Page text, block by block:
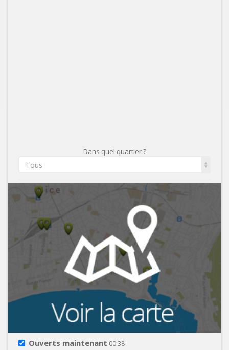
Dans quel quartier ?
Tous
Ouverts maintenant 00:38